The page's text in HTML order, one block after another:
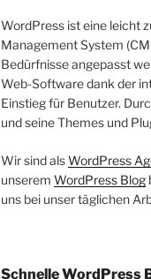
WordPress ist eine leicht
Management System
Bedürfnisse angepasst
Web-Software dank der
Einstieg für Benutzer.
und seine Themes und
Wir sind alsWordPress
unserem WordPress Blog
uns bei unser täglichen
Schnelle WordPress